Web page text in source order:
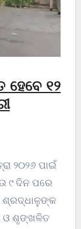
୧୨
୨୦୨୬ ପାଇଁ
୯ ଦିନ ପରେ
ଶ୍ରଦ୍ଧାଳୁଙ୍କ
ଓ ଶୃଙ୍ଖଳିତ